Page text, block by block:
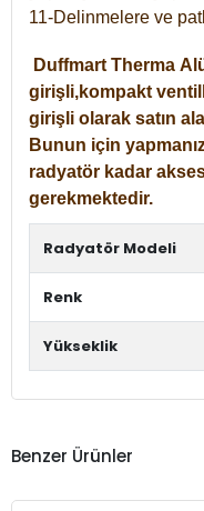
11-Delinmelere ve
Duffmart Therma
girişli,kompakt
girişli olarak satın
Bunun için
radyatör kadar
gerekmektedir.
Radyatör Modeli
Renk
Yükseklik
Benzer Ürünler